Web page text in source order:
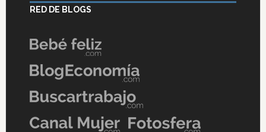
RED DE BLOGS